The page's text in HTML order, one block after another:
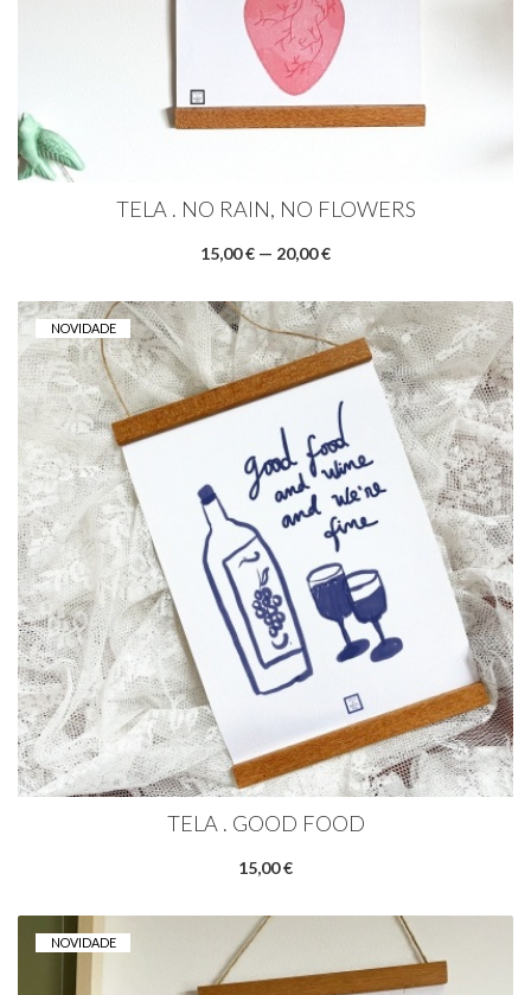
TELA . NO RAIN, NO FLOWERS
15,00 € — 20,00 €
NOVIDADE
TELA . GOOD FOOD
15,00 €
NOVIDADE